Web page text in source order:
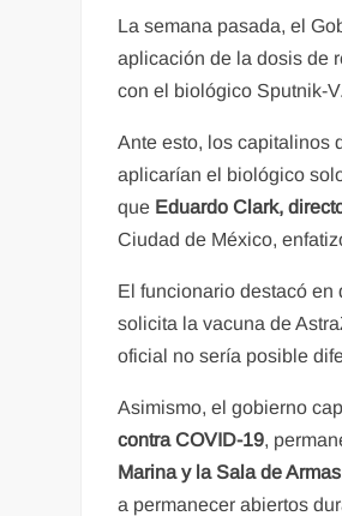
La semana pasada, el
aplicación de la dosis de
con el biológico Sputnik-
Ante esto, los capitalinos
aplicarían el biológico
que Eduardo Clark,
Ciudad de México,
El funcionario destacó
solicita la vacuna de
oficial no sería posible
Asimismo, el gobierno
contra COVID-19,
Marina y la Sala de Armas
a permanecer abiertos